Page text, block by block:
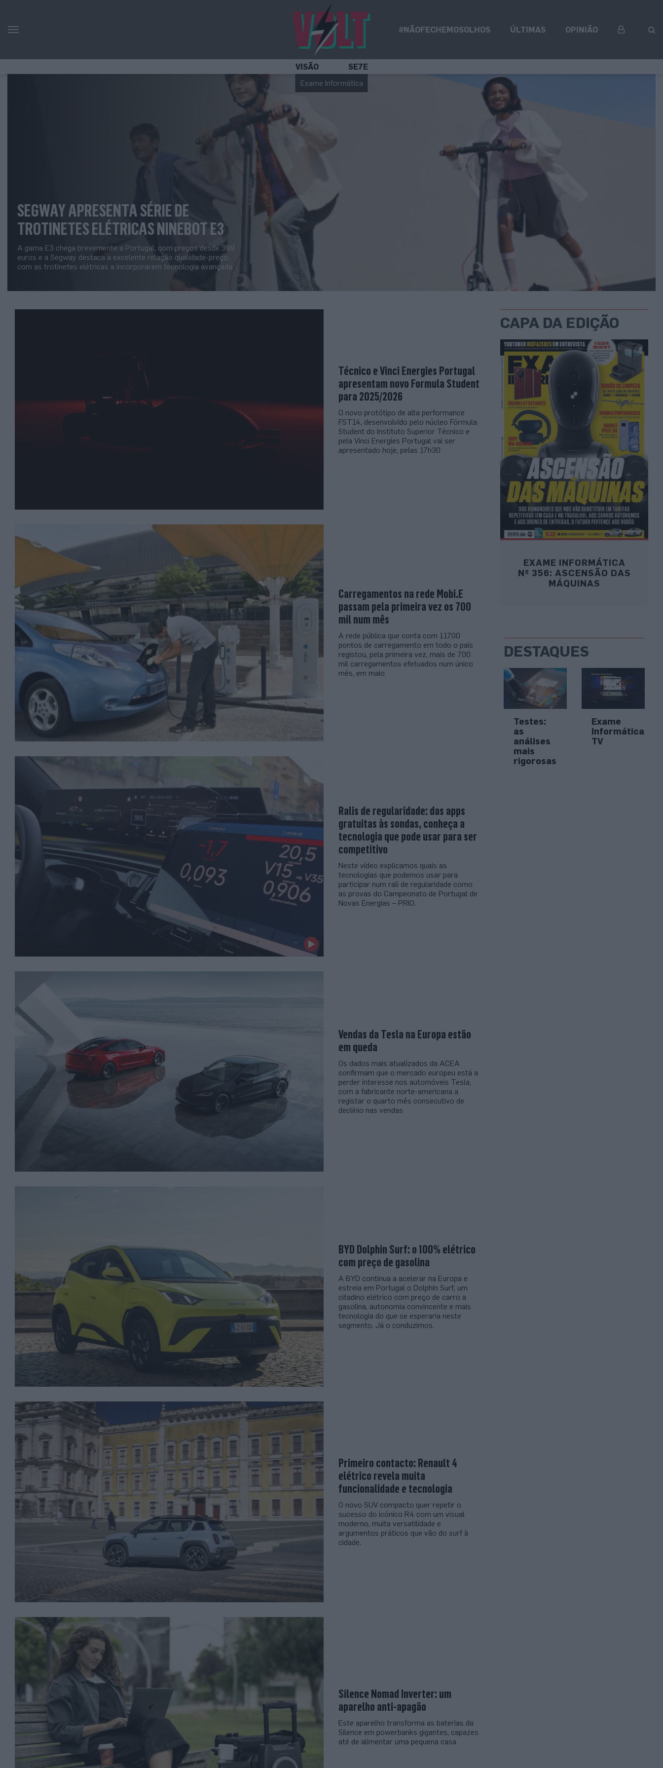
#NÃOFECHEMOSOLHOS ÚLTIMAS OPINIÃO
VISÃO
SE7E
Exame Informática
SEGWAY APRESENTA SÉRIE DE
TROTINETES ELÉTRICAS NINEBOT E3
A gama E3 chega brevemente a Portugal, com preços desde 399
euros e a Segway destaca a excelente relação qualidade-preço,
com as trotinetes elétricas a incorporarem tecnologia avançada
Técnico e Vinci Energies Portugal
apresentam novo Formula Student
para 2025/2026
O novo protótipo de alta performance
FST14, desenvolvido pelo núcleo Fórmula
Student do Instituto Superior Técnico e
pela Vinci Energies Portugal vai ser
apresentado hoje, pelas 17h30
Carregamentos na rede Mobi.E
passam pela primeira vez os 700
mil num mês
A rede pública que conta com 11700
pontos de carregamento em todo o país
registou, pela primeira vez, mais de 700
mil carregamentos efetuados num único
mês, em maio
Ralis de regularidade: das apps
gratuitas às sondas, conheça a
tecnologia que pode usar para ser
competitivo
Neste vídeo explicamos quais as
tecnologias que podemos usar para
participar num rali de regularidade como
as provas do Campeonato de Portugal de
Novas Energias – PRIO.
Vendas da Tesla na Europa estão
em queda
Os dados mais atualizados da ACEA
confirmam que o mercado europeu está a
perder interesse nos automóveis Tesla,
com a fabricante norte-americana a
registar o quarto mês consecutivo de
declínio nas vendas
BYD Dolphin Surf: o 100% elétrico
com preço de gasolina
A BYD continua a acelerar na Europa e
estreia em Portugal o Dolphin Surf, um
citadino elétrico com preço de carro a
gasolina, autonomia convincente e mais
tecnologia do que se esperaria neste
segmento. Já o conduzimos.
Primeiro contacto: Renault 4
elétrico revela muita
funcionalidade e tecnologia
O novo SUV compacto quer repetir o
sucesso do icónico R4 com um visual
moderno, muita versatilidade e
argumentos práticos que vão do surf à
cidade.
Silence Nomad Inverter: um
aparelho anti-apagão
Este aparelho transforma as baterias da
Silence em powerbanks gigantes, capazes
até de alimentar uma pequena casa
CAPA DA EDIÇÃO
EXAME INFORMÁTICA
Nº 356: ASCENSÃO DAS
MÁQUINAS
DESTAQUES
Testes:
as
análises
mais
rigorosas
Exame
Informática
TV